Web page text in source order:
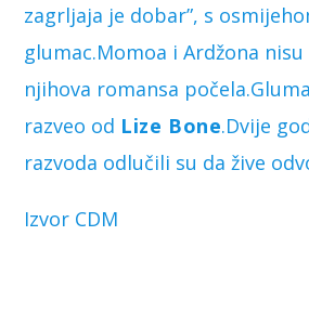
zagrljaja je dobar”, s
glumac.Momoa i Ardžona
njihova romansa
razveo od Lize Bone.Dvije
razvoda odlučili su da žive
Izvor CDM